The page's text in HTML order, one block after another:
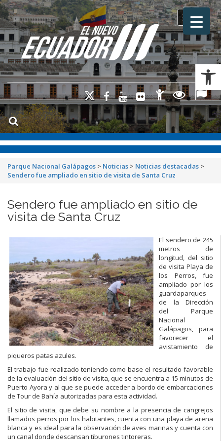
Toggle
Parque Nacional Galápagos > Noticias > Noticias destacadas >
Sendero fue ampliado en sitio de visita de Santa Cruz
Sendero fue ampliado en sitio de
visita de Santa Cruz
El sendero de 245
metros de
longitud, del sitio
de visita Playa de
los Perros, fue
ampliado por los
guardaparques
de la Dirección
del Parque
Nacional
Galápagos, para
favorecer el
avistamiento de
piqueros patas azules.
El trabajo fue realizado teniendo como base el resultado favorable
de la evaluación del sitio de visita, que se encuentra a 15 minutos de
Puerto Ayora y al que se puede acceder a bordo de embarcaciones
de Tour de Bahía autorizadas para esta actividad.
El sitio de visita, que debe su nombre a la presencia de cangrejos
llamados perros por los habitantes, cuenta con una playa de arena
blanca y es ideal para la observación de aves marinas y cuenta con
un canal donde descansan tiburones tintoreras.